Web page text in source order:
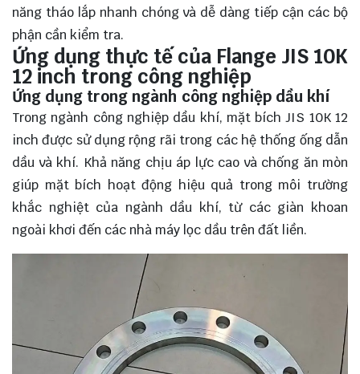
năng tháo lắp nhanh chóng và dễ dàng tiếp cận các bộ
phận cần kiểm tra.
Ứng dụng thực tế của Flange JIS 10K
12 inch trong công nghiệp
Ứng dụng trong ngành công nghiệp dầu khí
Trong ngành công nghiệp dầu khí, mặt bích JIS 10K 12
inch được sử dụng rộng rãi trong các hệ thống ống dẫn
dầu và khí. Khả năng chịu áp lực cao và chống ăn mòn
giúp mặt bích hoạt động hiệu quả trong môi trường
khắc nghiệt của ngành dầu khí, từ các giàn khoan
ngoài khơi đến các nhà máy lọc dầu trên đất liền.